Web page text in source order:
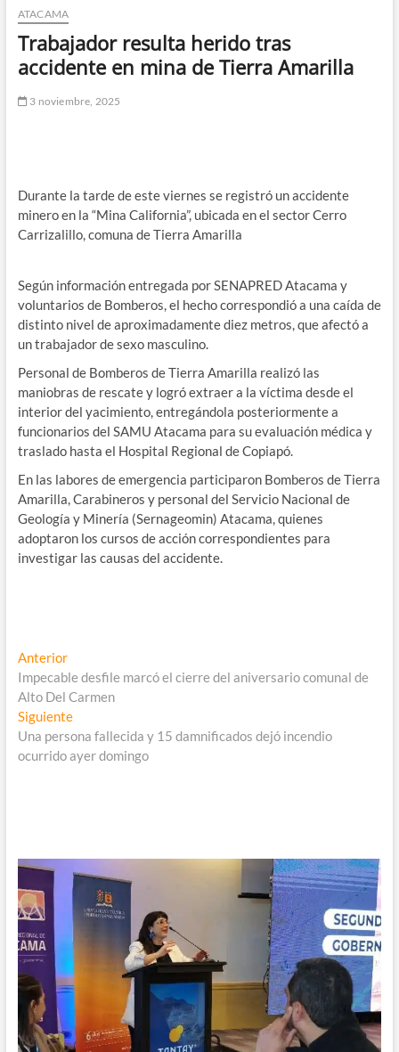
ATACAMA
Trabajador resulta herido tras
accidente en mina de Tierra Amarilla
3 noviembre, 2025
Durante la tarde de este viernes se registró un accidente
minero en la “Mina California”, ubicada en el sector Cerro
Carrizalillo, comuna de Tierra Amarilla
Según información entregada por SENAPRED Atacama y
voluntarios de Bomberos, el hecho correspondió a una caída de
distinto nivel de aproximadamente diez metros, que afectó a
un trabajador de sexo masculino.
Personal de Bomberos de Tierra Amarilla realizó las
maniobras de rescate y logró extraer a la víctima desde el
interior del yacimiento, entregándola posteriormente a
funcionarios del SAMU Atacama para su evaluación médica y
traslado hasta el Hospital Regional de Copiapó.
En las labores de emergencia participaron Bomberos de Tierra
Amarilla, Carabineros y personal del Servicio Nacional de
Geología y Minería (Sernageomin) Atacama, quienes
adoptaron los cursos de acción correspondientes para
investigar las causas del accidente.
Navegación
de
entradas
AnteriorEntrada
anterior:
Impecable desfile marcó el cierre del aniversario comunal de
Alto Del Carmen
SiguienteEntrada
siguiente:
Una persona fallecida y 15 damnificados dejó incendio
ocurrido ayer domingo